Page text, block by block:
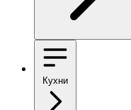
Кухни